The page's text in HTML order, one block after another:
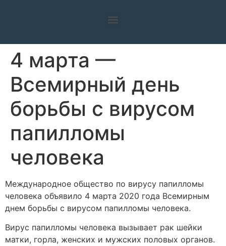
4 марта —
Всемирный день
борьбы с вирусом
папилломы
человека
Международное общество по вирусу папилломы
человека объявило 4 марта 2020 года Всемирным
днем борьбы с вирусом папилломы человека.
Вирус папилломы человека вызывает рак шейки
матки, горла, женских и мужских половых органов.